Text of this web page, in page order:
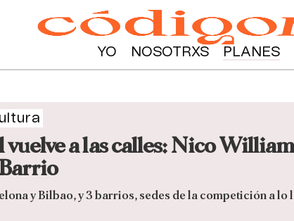
YO NOSOTRXS PLANES
vuelve a las calles: Nico
y Bilbao, y 3 barrios, sedes de la competición a lo